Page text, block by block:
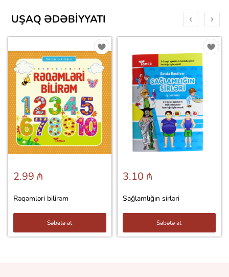
UŞAQ ƏDƏBIYYATI
2.99 ₼
Rəqəmləri bilirəm
Səbətə at
3.10 ₼
Sağlamlığın sirləri
Səbətə at